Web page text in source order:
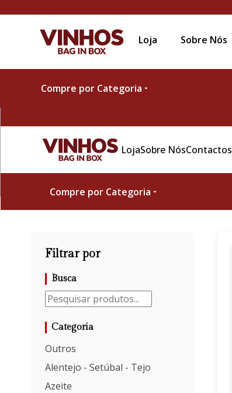
Loja Sobre Nós
Compre por Categoria
LojaSobre NósContactos
Compre por Categoria
Filtrar por
Busca
Categoria
Outros
Alentejo - Setúbal - Tejo
Azeite